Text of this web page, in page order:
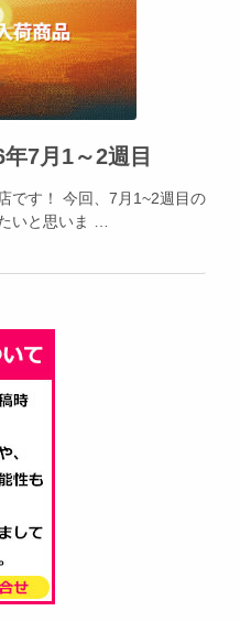
7月1～2週目
です！ 今回、7月1~2週目の
いと思いま …